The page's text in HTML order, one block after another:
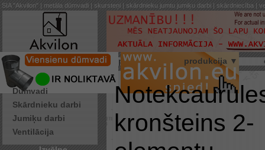
SIA "Akvilon" | metāla dūmvadi | skursteņi | skārdnieku jumtu jumiķu darbi | skārdniecība |
par mums produkcija ▼
Pakalpojumi
Dūmvadi
Skārdnieku darbi
Jumiķu darbi
Ventilācija
kronšteins 2-